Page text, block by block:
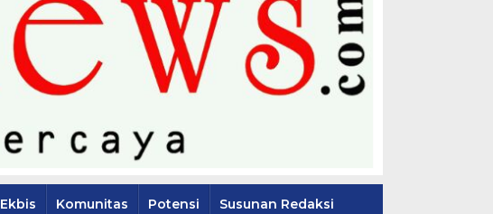
Ekbis Komunitas Potensi Susunan Redaksi